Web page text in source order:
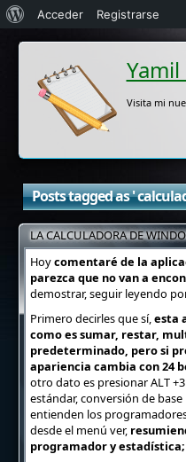
Visita mi
Posts tagged as '
LA CALCULADORA DE
Hoycomentaré de la
parezca que no van a
demostrar, seguir leyendo
Primero decirles que sí,esta
como es sumar, restar,
predeterminado, pero si
apariencia cambia con 24
otro dato es presionar ALT
estándar, conversión de
entienden los
desde el menú ver,
programador y estadística;
Acerca
de
WordPress
Acceder Registrarse